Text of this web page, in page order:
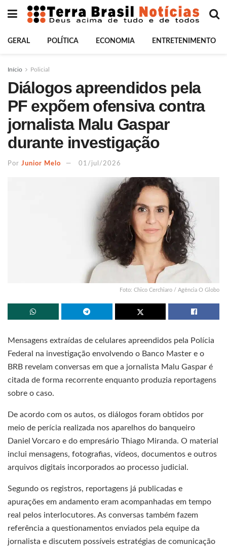
GERAL POLÍTICA ECONOMIA ENTRETENIMENTO
Início Policial
Diálogos apreendidos pela
PF expõem ofensiva contra
jornalista Malu Gaspar
durante investigação
Por Junior Melo 01/jul/2026
Foto: Chico Cerchiaro / Agência O Globo
Mensagens extraídas de celulares apreendidos pela Polícia
Federal na investigação envolvendo o Banco Master e o
BRB revelam conversas em que a jornalista Malu Gaspar é
citada de forma recorrente enquanto produzia reportagens
sobre o caso.
De acordo com os autos, os diálogos foram obtidos por
meio de perícia realizada nos aparelhos do banqueiro
Daniel Vorcaro e do empresário Thiago Miranda. O material
inclui mensagens, fotografias, vídeos, documentos e outros
arquivos digitais incorporados ao processo judicial.
Segundo os registros, reportagens já publicadas e
apurações em andamento eram acompanhadas em tempo
real pelos interlocutores. As conversas também fazem
referência a questionamentos enviados pela equipe da
jornalista e discutem possíveis estratégias de comunicação